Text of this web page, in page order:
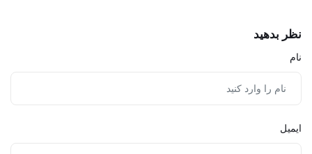
نظر بدهید
نام
ایمیل